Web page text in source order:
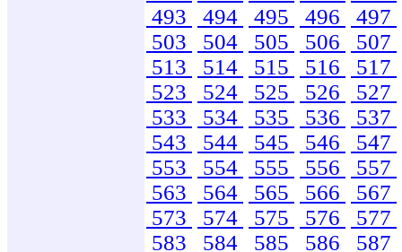
493
494 495 496
497
503
504 505 506
507
513
514 515 516
517
523
524 525 526
527
533
534 535 536
537
543
544 545 546
547
553
554 555 556
557
563
564 565 566
567
573
574 575 576
577
583
584 585 586
587